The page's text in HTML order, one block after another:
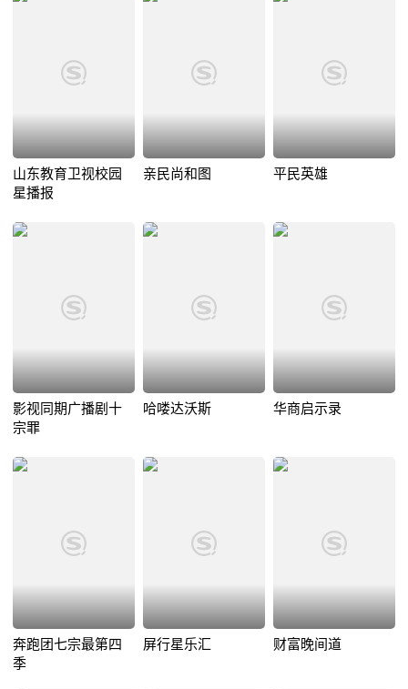
山东教育卫视校园
星播报
亲民尚和图 平民英雄
影视同期广播剧十
宗罪
哈喽达沃斯 华商启示录
奔跑团七宗最第四
季
屏行星乐汇 财富晚间道